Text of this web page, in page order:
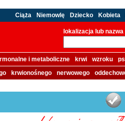
Ciąża Niemowlę Dziecko Kobieta
lokalizacja lub nazwa
i metaboliczne krwi wzroku
krwionośnego nerwowego